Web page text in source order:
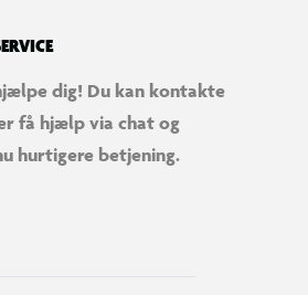
dig! Du kan kontakte
få hjælp via chat og
hurtigere betjening.